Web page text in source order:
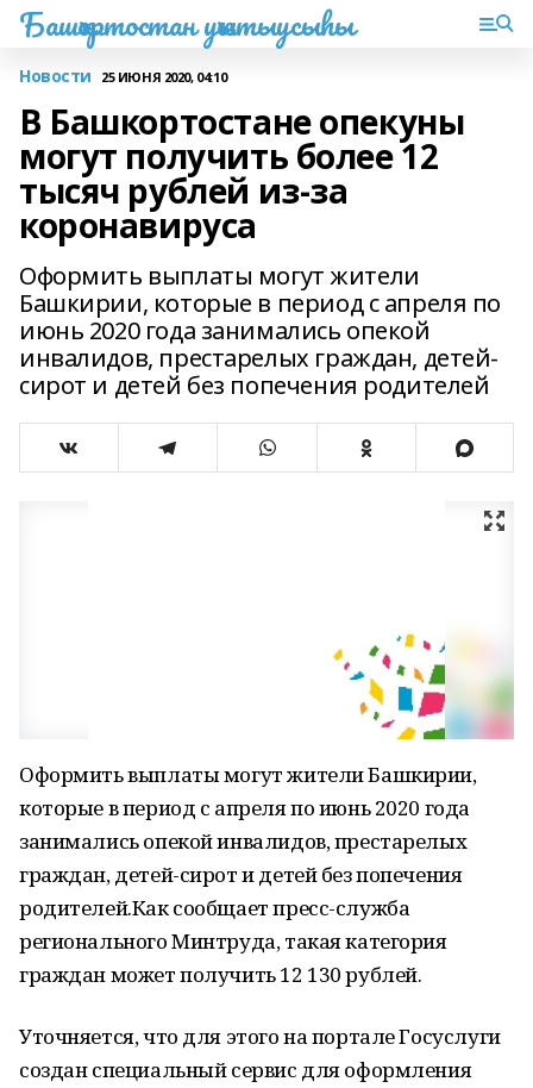
Башҡортостан уҡытыусыһы
Новости 25 ИЮНЯ 2020, 04:10
В Башкортостане опекуны
могут получить более 12
тысяч рублей из-за
коронавируса
Оформить выплаты могут жители
Башкирии, которые в период с апреля по
июнь 2020 года занимались опекой
инвалидов, престарелых граждан, детей-
сирот и детей без попечения родителей
Оформить выплаты могут жители Башкирии,
которые в период с апреля по июнь 2020 года
занимались опекой инвалидов, престарелых
граждан, детей-сирот и детей без попечения
родителей.Как сообщает пресс-служба
регионального Минтруда, такая категория
граждан может получить 12 130 рублей.
Уточняется, что для этого на портале Госуслуги
создан специальный сервис для оформления